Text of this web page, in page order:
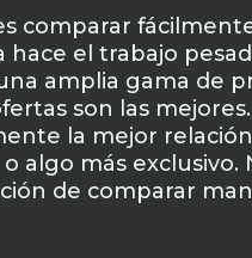
comparar
el trabajo
amplia gama de
son las mejores.
la mejor
algo más exclusivo.
de comparar